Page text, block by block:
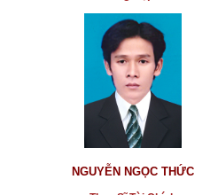
NGUYỄN NGỌC THỨC